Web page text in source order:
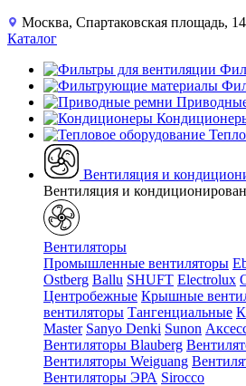
Москва, Спартаковская площадь,
Каталог
Вентиляция и
Вентиляция и
Вентиляторы
Промышленные вентиляторы
Ostberg Ballu SHUFT Electrolux
Центробежные Крышные
вентиляторы Тангенциальные
Master Sanyo Denki Sunon
Вентиляторы Blauberg
Вентиляторы Weiguang
Вентиляторы ЭРА Sirocco